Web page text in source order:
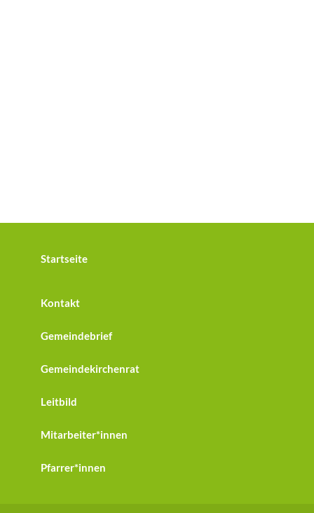
Startseite
Kontakt
Gemeindebrief
Gemeindekirchenrat
Leitbild
Mitarbeiter*innen
Pfarrer*innen